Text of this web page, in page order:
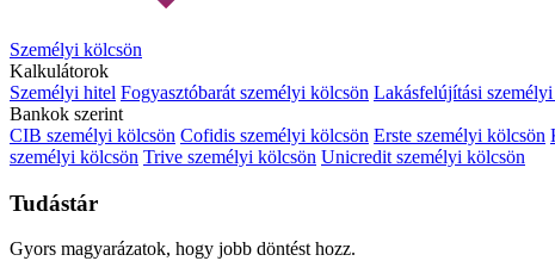
Személyi kölcsön
Kalkulátorok
Személyi hitel Fogyasztóbarát személyi kölcsön Lakásfelújítási
Bankok szerint
CIB személyi kölcsön Cofidis személyi kölcsön Erste személyi kölcsön
személyi kölcsön Trive személyi kölcsön Unicredit személyi kölcsön
Tudástár
Gyors magyarázatok, hogy jobb döntést hozz.